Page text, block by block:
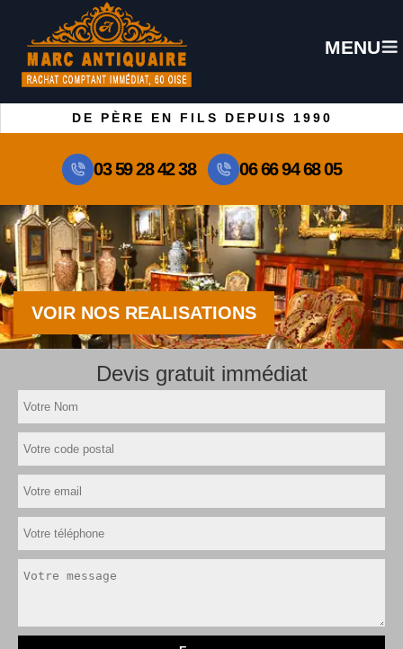
MENU
DE PÈRE EN FILS DEPUIS 1990
03 59 28 42 38 06 66 94 68 05
VOIR NOS REALISATIONS
Devis gratuit immédiat